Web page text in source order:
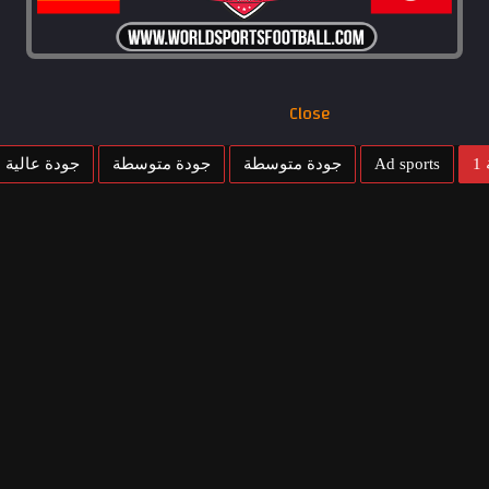
Close
Ad sports جودة متوسطة جودة متوسطة جودة عالية